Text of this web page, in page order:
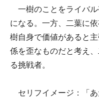
一樹のことをライバル
になる。一方、二葉に
樹自身で価値があると
係を歪なものだと考え
る挑戦者。
セリフイメージ：「あ